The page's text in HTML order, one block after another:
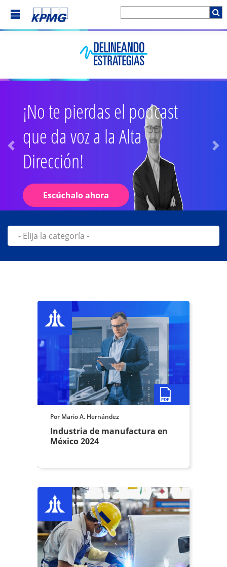
¡No te pierdas el podcast
que da voz a la Alta
Dirección!
Por Mario A. Hernández
Industria de manufactura en
México 2024